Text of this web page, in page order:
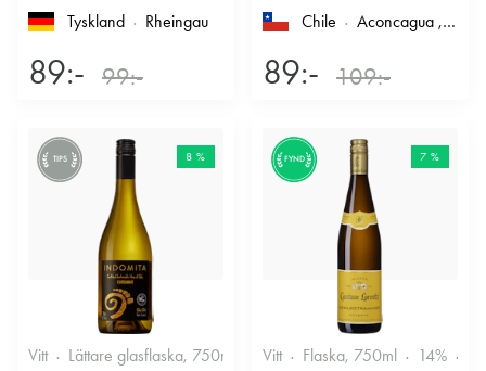
Tyskland
Rheingau
89:- 99:-
Chile
Aconcagua , Casablanca
89:- 109:-
TIPS 8 %
Vitt Lättare glasflaska, 750ml 12.5% Friskt & Fruktigt
FYND 7 %
Vitt Flaska, 750ml 14%